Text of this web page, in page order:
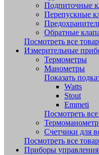
Подпиточные
Перепускные
Обратные
Посмотреть все
Измерительные
Термометры
Манометры
Показать
Watts
Stout
Emmeti
Посмотреть
Счетчики для
Посмотреть все
Приборы управления